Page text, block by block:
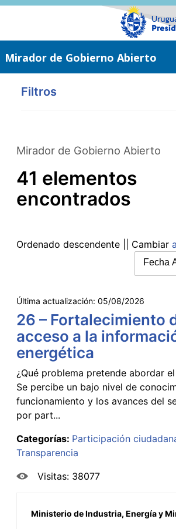
Saltar
Mirador de Gobierno Abierto
Filtros
Mirador de Gobierno Abierto
41 elementos
encontrados
Ordenado descendente || Cambiar
Última actualización: 05/08/2026
26 – Fortalecimiento
acceso a la
energética
¿Qué problema pretende abordar
Se percibe un bajo nivel de
funcionamiento y los avances del
por part...
Categorías: Participación
Transparencia
Visitas: 38077
Ministerio de Industria, Energía y